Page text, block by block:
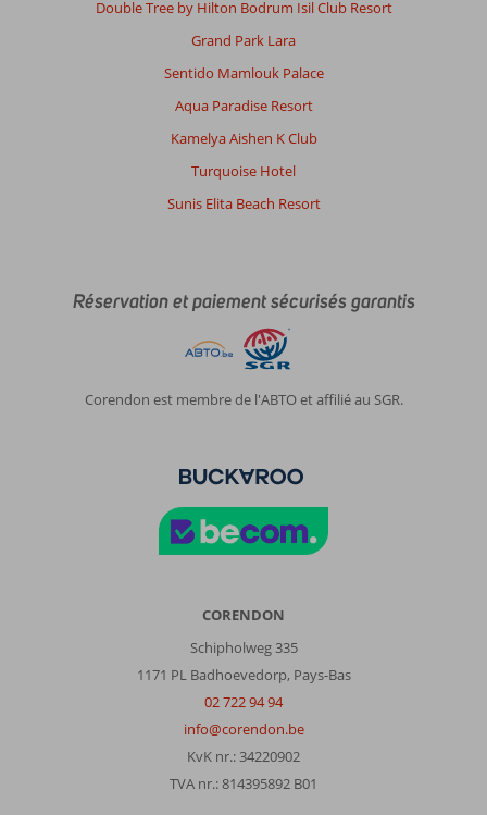
Double Tree by Hilton Bodrum Isil Club Resort
Grand Park Lara
Sentido Mamlouk Palace
Aqua Paradise Resort
Kamelya Aishen K Club
Turquoise Hotel
Sunis Elita Beach Resort
Réservation et paiement sécurisés garantis
Corendon est membre de l'ABTO et affilié au SGR.
CORENDON
Schipholweg 335
1171 PL Badhoevedorp, Pays-Bas
02 722 94 94
info@corendon.be
KvK nr.: 34220902
TVA nr.: 814395892 B01